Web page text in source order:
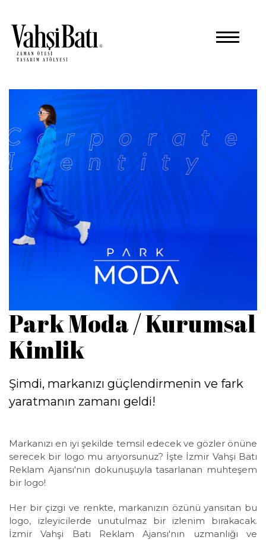
Park Moda / Kurumsal
Kimlik
Şimdi, markanızı güçlendirmenin ve fark
yaratmanın zamanı geldi!
Markanızı en iyi şekilde temsil edecek ve gözler önüne
serecek bir logo mu arıyorsunuz? İşte İzmir Vahşi Batı
Reklam Ajansı'nın dokunuşuyla tasarlanan muhteşem
bir logo!
Her bir çizgi ve renkte, markanızın özünü yansıtan bu
logo, izleyicilerde unutulmaz bir izlenim bırakacak.
İzmir Vahşi Batı Reklam Ajansı'nın uzmanlığı ve